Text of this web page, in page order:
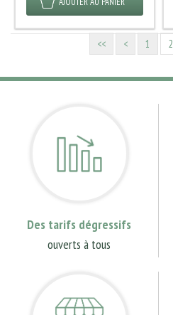
<< < 1 2
Des tarifs dégressifs
ouverts à tous